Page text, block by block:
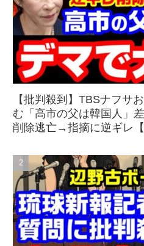
【批判殺到】TBSナフサ
む「高市の父は韓国人」
削除逃亡→指摘に逆ギレ【